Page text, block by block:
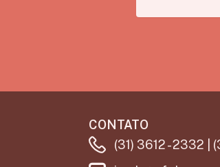
CONTATO
(31) 3612 - 2332 |